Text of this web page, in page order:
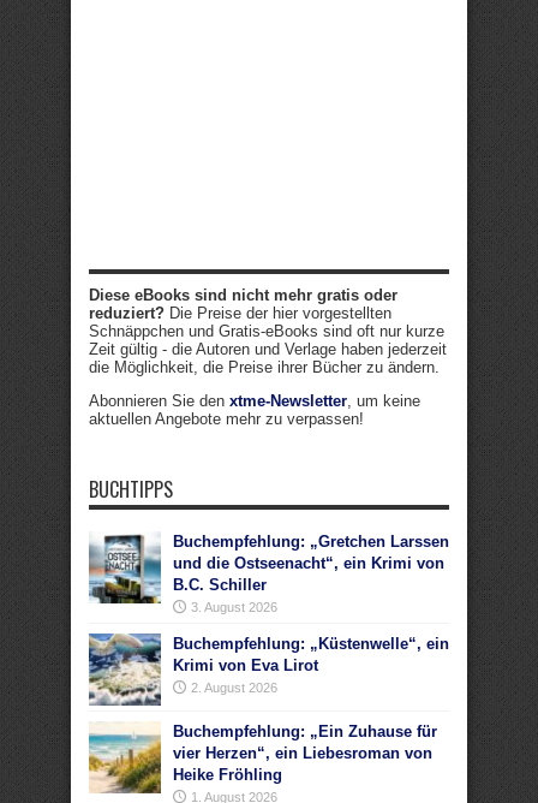
Diese eBooks sind nicht mehr gratis oder
reduziert? Die Preise der hier vorgestellten
Schnäppchen und Gratis-eBooks sind oft nur kurze
Zeit gültig - die Autoren und Verlage haben jederzeit
die Möglichkeit, die Preise ihrer Bücher zu ändern.
Abonnieren Sie den xtme-Newsletter, um keine
aktuellen Angebote mehr zu verpassen!
BUCHTIPPS
Buchempfehlung: „Gretchen Larssen
und die Ostseenacht“, ein Krimi von
B.C. Schiller
3. August 2026
Buchempfehlung: „Küstenwelle“, ein
Krimi von Eva Lirot
2. August 2026
Buchempfehlung: „Ein Zuhause für
vier Herzen“, ein Liebesroman von
Heike Fröhling
1. August 2026